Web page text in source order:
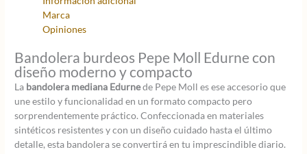
Marca
Opiniones
Bandolera burdeos Pepe Moll Edurne con
diseño moderno y compacto
La bandolera mediana Edurnede Pepe Moll es ese accesorio que
une estilo y funcionalidad en un formato compacto pero
sorprendentemente práctico. Confeccionada en materiales
sintéticos resistentes y con un diseño cuidado hasta el último
detalle, esta bandolera se convertirá en tu imprescindible diario.